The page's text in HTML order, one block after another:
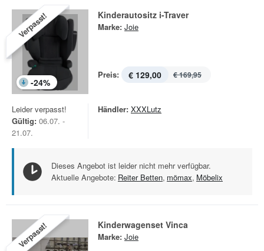
Verpasst!
-24%
Kinderautositz i-Traver
Marke: Joie
Preis: € 129,00 € 169,95
Leider verpasst!
Gültig: 06.07. -
21.07.
Händler: XXXLutz
Dieses Angebot ist leider nicht mehr verfügbar.
Aktuelle Angebote: Reiter Betten, mömax, Möbelix
Verpasst! Kinderwagenset Vinca
Marke: Joie